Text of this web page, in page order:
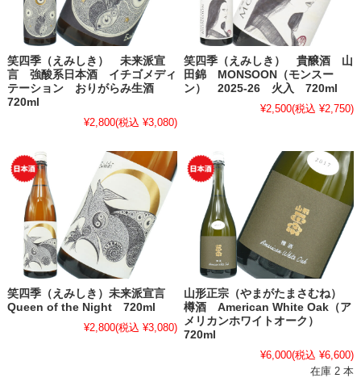
笑四季（えみしき） 未来派宣
言 強酸系日本酒 イチゴメディ
テーション おりがらみ生酒
720ml
¥2,800(税込 ¥3,080)
笑四季（えみしき） 貴醸酒 山
田錦 MONSOON（モンスー
ン） 2025-26 火入 720ml
¥2,500(税込 ¥2,750)
笑四季（えみしき）未来派宣言
Queen of the Night 720ml
¥2,800(税込 ¥3,080)
山形正宗（やまがたまさむね）
樽酒 American White Oak（ア
メリカンホワイトオーク）
720ml
¥6,000(税込 ¥6,600)
在庫 2 本